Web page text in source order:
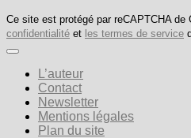
Ce site est protégé par reCAPTCHA de
confidentialité et les termes de service
L’auteur
Contact
Newsletter
Mentions légales
Plan du site